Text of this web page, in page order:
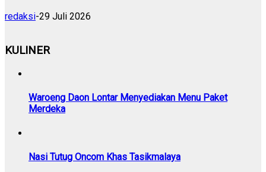
redaksi-29 Juli 2026
KULINER
Waroeng Daon Lontar Menyediakan Menu Paket
Merdeka
Nasi Tutug Oncom Khas Tasikmalaya